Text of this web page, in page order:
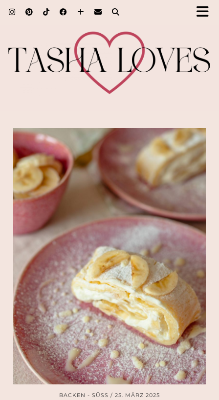
BACKEN - SÜSS 25. MÄRZ 2025